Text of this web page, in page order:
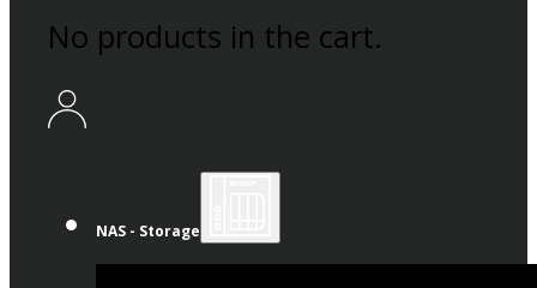
No products in the cart.
NAS - Storage